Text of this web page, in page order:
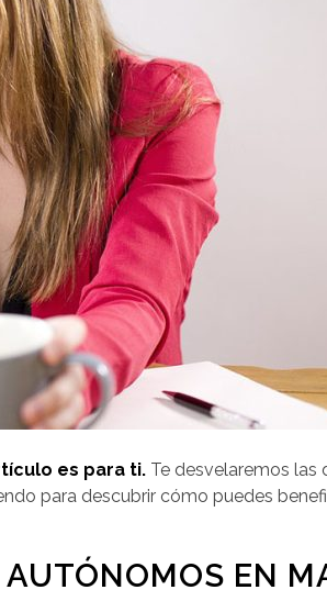
es para ti. Te desvelaremos las
para descubrir cómo puedes
EN